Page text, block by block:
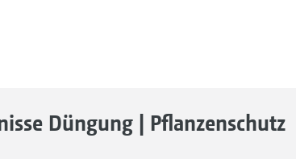
Düngung | Pflanzenschutz